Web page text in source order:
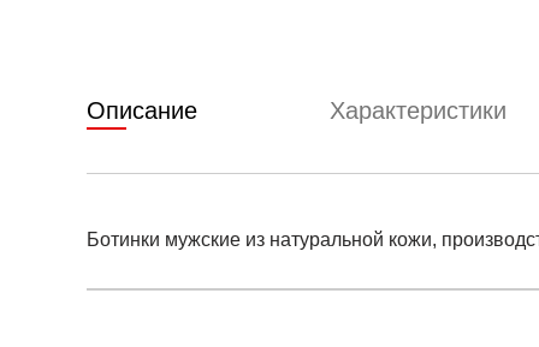
Описание Характеристики
Ботинки мужские из натуральной кожи,